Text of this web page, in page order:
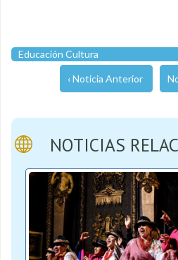
Educación Cultura
‹ Noticia Anterior
NOTICIAS